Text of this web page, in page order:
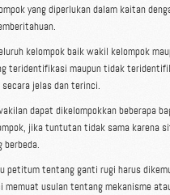
yang diperlukan dalam kaitan
kelompok baik wakil kelompok
teridentifikasi maupun tidak
jelas dan terinci.
dapat dikelompokkan beberapa
jika tuntutan tidak sama karena
berbeda.
petitum tentang ganti rugi harus
memuat usulan tentang mekanisme